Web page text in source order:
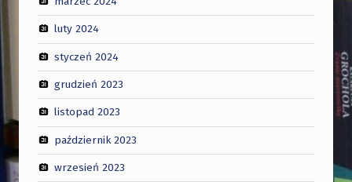
luty 2024
styczeń 2024
grudzień 2023
listopad 2023
październik 2023
wrzesień 2023